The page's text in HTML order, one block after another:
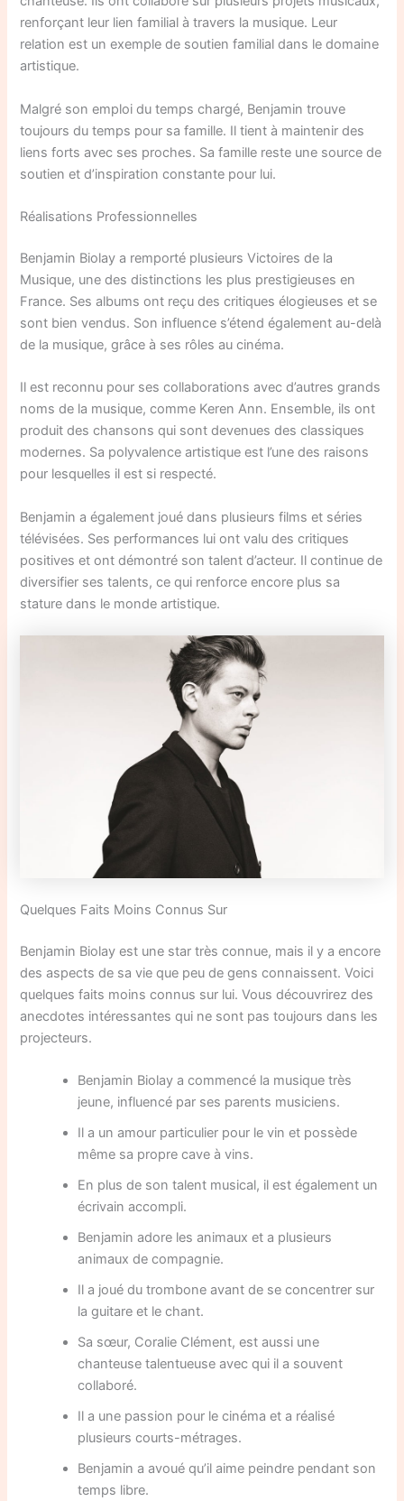
renforçant leur lien familial à travers la musique. Leur
relation est un exemple de soutien familial dans le domaine
artistique.
Malgré son emploi du temps chargé, Benjamin trouve
toujours du temps pour sa famille. Il tient à maintenir des
liens forts avec ses proches. Sa famille reste une source de
soutien et d’inspiration constante pour lui.
Réalisations Professionnelles
Benjamin Biolay a remporté plusieurs Victoires de la
Musique, une des distinctions les plus prestigieuses en
France. Ses albums ont reçu des critiques élogieuses et se
sont bien vendus. Son influence s’étend également au-delà
de la musique, grâce à ses rôles au cinéma.
Il est reconnu pour ses collaborations avec d’autres grands
noms de la musique, comme Keren Ann. Ensemble, ils ont
produit des chansons qui sont devenues des classiques
modernes. Sa polyvalence artistique est l’une des raisons
pour lesquelles il est si respecté.
Benjamin a également joué dans plusieurs films et séries
télévisées. Ses performances lui ont valu des critiques
positives et ont démontré son talent d’acteur. Il continue de
diversifier ses talents, ce qui renforce encore plus sa
stature dans le monde artistique.
Quelques Faits Moins Connus Sur
Benjamin Biolay est une star très connue, mais il y a encore
des aspects de sa vie que peu de gens connaissent. Voici
quelques faits moins connus sur lui. Vous découvrirez des
anecdotes intéressantes qui ne sont pas toujours dans les
projecteurs.
Benjamin Biolay a commencé la musique très
jeune, influencé par ses parents musiciens.
Il a un amour particulier pour le vin et possède
même sa propre cave à vins.
En plus de son talent musical, il est également un
écrivain accompli.
Benjamin adore les animaux et a plusieurs
animaux de compagnie.
Il a joué du trombone avant de se concentrer sur
la guitare et le chant.
Sa sœur, Coralie Clément, est aussi une
chanteuse talentueuse avec qui il a souvent
collaboré.
Il a une passion pour le cinéma et a réalisé
plusieurs courts-métrages.
Benjamin a avoué qu’il aime peindre pendant son
temps libre.